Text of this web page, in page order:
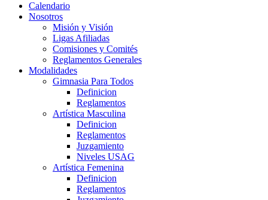
Calendario
Nosotros
Misión y Visión
Ligas Afiliadas
Comisiones y Comités
Reglamentos Generales
Modalidades
Gimnasia Para Todos
Definicion
Reglamentos
Artística Masculina
Definicion
Reglamentos
Juzgamiento
Niveles USAG
Artística Femenina
Definicion
Reglamentos